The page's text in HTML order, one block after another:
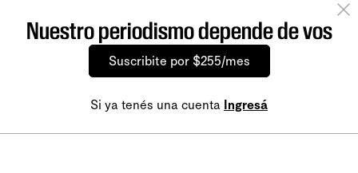
Nuestro periodismo depende de vos
Suscribite por $255/mes
Si ya tenés una cuenta Ingresá